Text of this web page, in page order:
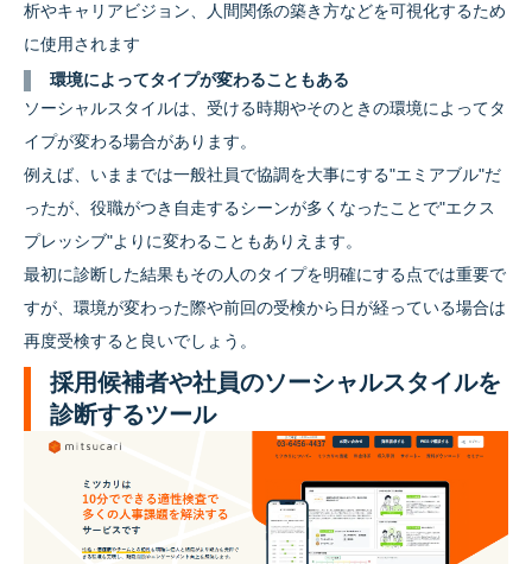
析やキャリアビジョン、人間関係の築き方などを可視化するため
に使用されます
環境によってタイプが変わることもある
ソーシャルスタイルは、受ける時期やそのときの環境によってタ
イプが変わる場合があります。
例えば、いままでは一般社員で協調を大事にする"エミアブル"だ
ったが、役職がつき自走するシーンが多くなったことで"エクス
プレッシブ"よりに変わることもありえます。
最初に診断した結果もその人のタイプを明確にする点では重要で
すが、環境が変わった際や前回の受検から日が経っている場合は
再度受検すると良いでしょう。
採用候補者や社員のソーシャルスタイルを
診断するツール